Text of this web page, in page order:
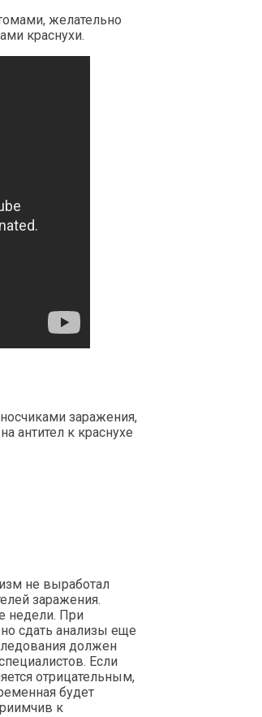
желательно
краснухи.
заражения,
антител к краснухе
не выработал
заражения.
недели. При
сдать анализы еще
должен
Если
отрицательным,
будет
к